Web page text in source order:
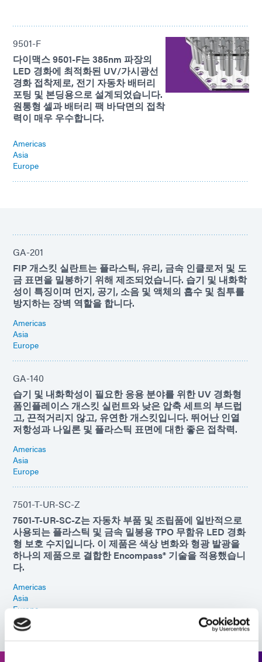
9501-F
다이맥스 9501-F는 385nm 파장의
LED 경화에 최적화된 UV/가시광선
경화 접착제로, 전기 자동차 배터리
포팅 및 본딩용으로 설계되었습니다.
원통형 셀과 배터리 팩 바닥면의 접착
력이 매우 우수합니다.
Americas
Asia
Europe
GA-201
FIP 개스킷 실란트는 플라스틱, 유리, 금속 인클로저 및 도
금 표면을 밀봉하기 위해 제조되었습니다. 습기 및 내화학
성이 특징이며 먼지, 공기, 소음 및 액체의 흡수 및 침투를
방지하는 장벽 역할을 합니다.
Americas
Asia
Europe
GA-140
습기 및 내화학성이 필요한 응용 분야를 위한 UV 경화형
폼인플레이스 개스킷 실런트와 낮은 압축 세트의 부드럽
고, 끈적거리지 않고, 유연한 개스킷입니다. 뛰어난 인열
저항성과 나일론 및 플라스틱 표면에 대한 좋은 접착력.
Americas
Asia
Europe
7501-T-UR-SC-Z
7501-T-UR-SC-Z는 자동차 부품 및 조립품에 일반적으로
사용되는 플라스틱 및 금속 밀봉용 TPO 무함유 LED 경화
형 보호 수지입니다. 이 제품은 색상 변화와 형광 발광을
하나의 제품으로 결합한 Encompass® 기술을 적용했습니
다.
Americas
Asia
Europe